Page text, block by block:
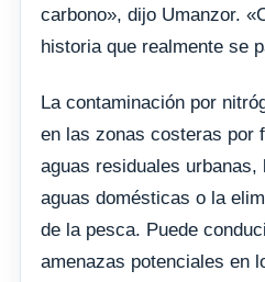
carbono», dijo Umanzor.
historia que realmente se
La contaminación por
en las zonas costeras por
aguas residuales
aguas domésticas o la
de la pesca. Puede
amenazas potenciales en